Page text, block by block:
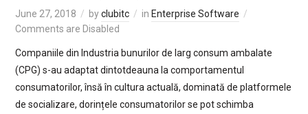
June 27, 2018 byclubitc in Enterprise Software
Comments are Disabled
Companiile din Industria bunurilor de larg consum ambalate
(CPG) s-au adaptat dintotdeauna la comportamentul
consumatorilor, însă în cultura actuală, dominată de platformele
de socializare, dorințele consumatorilor se pot schimba